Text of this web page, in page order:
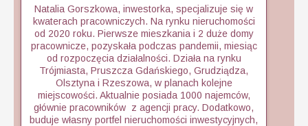
Natalia Gorszkowa, inwestorka, specjalizuje się w
kwaterach pracowniczych. Na rynku nieruchomości
od 2020 roku. Pierwsze mieszkania i 2 duże domy
pracownicze, pozyskała podczas pandemii, miesiąc
od rozpoczęcia działalności. Działa na rynku
Trójmiasta, Pruszcza Gdańskiego, Grudziądza,
Olsztyna i Rzeszowa, w planach kolejne
miejscowości. Aktualnie posiada 1000 najemców,
głównie pracowników z agencji pracy. Dodatkowo,
buduje własny portfel nieruchomości inwestycyjnych,